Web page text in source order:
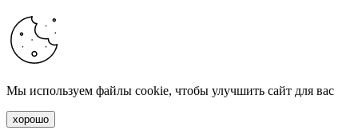
Мы используем файлы cookie, чтобы улучшить сайт для вас
хорошо